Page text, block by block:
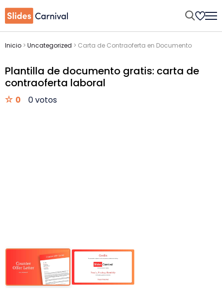
Inicio > Uncategorized > Carta de Contraoferta en Documento
Plantilla de documento gratis: carta de
contraoferta laboral
0 0 votos